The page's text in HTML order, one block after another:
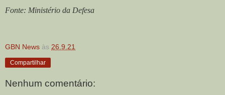
Fonte: Ministério da Defesa
GBN News às 26.9.21
Compartilhar
Nenhum comentário: